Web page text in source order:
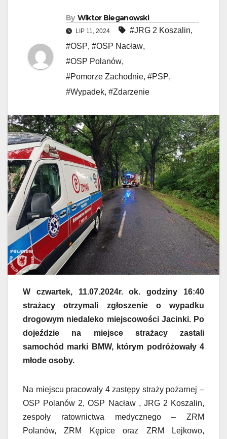
By Wiktor Bieganowski
LIP 11, 2024 #JRG 2 Koszalin,
#OSP, #OSP Nacław,
#OSP Polanów,
#Pomorze Zachodnie, #PSP,
#Wypadek, #Zdarzenie
W czwartek, 11.07.2024r. ok. godziny 16:40
strażacy otrzymali zgłoszenie o wypadku
drogowym niedaleko miejscowości Jacinki. Po
dojeździe na miejsce strażacy zastali
samochód marki BMW, którym podróżowały 4
młode osoby.
Na miejscu pracowały 4 zastępy straży pożarnej –
OSP Polanów 2, OSP Nacław , JRG 2 Koszalin,
zespoły ratownictwa medycznego – ZRM
Polanów, ZRM Kępice oraz ZRM Lejkowo,